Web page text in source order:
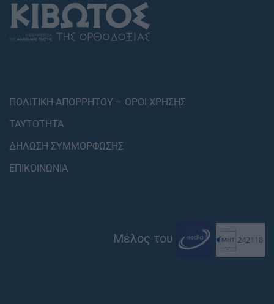
ΠΟΛΙΤΙΚΗ ΑΠΟΡΡΗΤΟΥ – ΟΡΟΙ ΧΡΗΣΗΣ
ΤΑΥΤΟΤΗΤΑ
ΔΗΛΩΣΗ ΣΥΜΜΟΡΦΩΣΗΣ
ΕΠΙΚΟΙΝΩΝΙΑ
Μέλος του